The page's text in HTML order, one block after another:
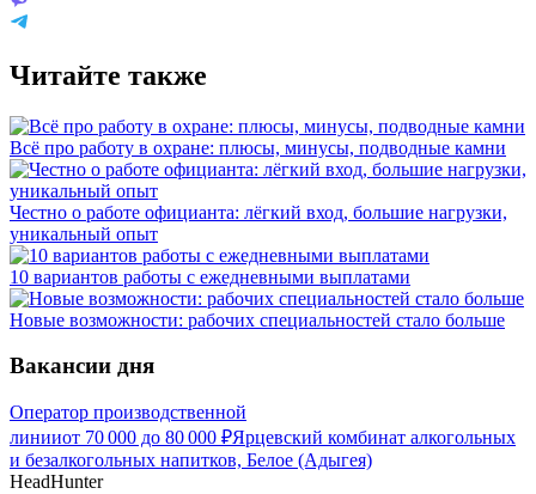
Читайте также
Всё про работу в охране: плюсы, минусы, подводные камни
Честно о работе официанта: лёгкий вход, большие нагрузки,
уникальный опыт
10 вариантов работы с ежедневными выплатами
Новые возможности: рабочих специальностей стало больше
Вакансии дня
Оператор производственной
линииот 70 000 до 80 000 ₽Ярцевский комбинат алкогольных
и безалкогольных напитков, Белое (Адыгея)
HeadHunter